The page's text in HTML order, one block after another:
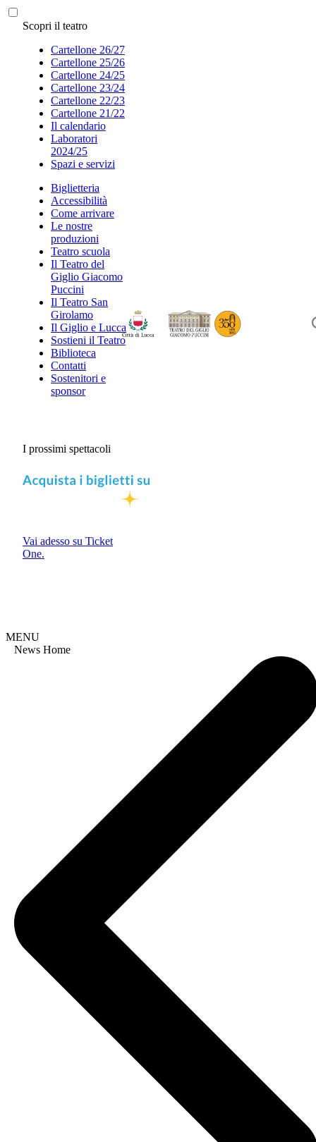
Scopri il teatro
Cartellone 26/27
Cartellone 25/26
Cartellone 24/25
Cartellone 23/24
Cartellone 22/23
Cartellone 21/22
Il calendario
Laboratori
2024/25
Spazi e servizi
Biglietteria
Accessibilità
Come arrivare
Le nostre
produzioni
Teatro scuola
Il Teatro del
Giglio Giacomo
Puccini
Il Teatro San
Girolamo
Il Giglio e Lucca
Sostieni il Teatro
Biblioteca
Contatti
Sostenitori e
sponsor
I prossimi spettacoli
Vai adesso su Ticket
One.
MENU
News Home